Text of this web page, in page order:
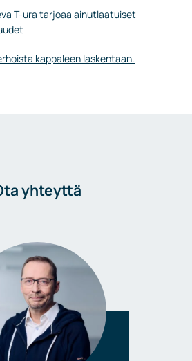
T-ura tarjoaa ainutlaatuiset
kappaleen laskentaan.
yhteyttä